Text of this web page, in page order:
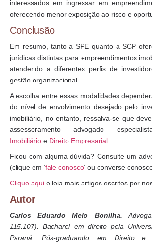
interessados em ingressar em
oferecendo menor exposição ao risco e
Conclusão
Em resumo, tanto a SPE quanto a SCP
jurídicas distintas para empreendimentos
atendendo a diferentes perfis de
gestão organizacional.
A escolha entre essas modalidades
do nível de envolvimento desejado pelo
imobiliário, no entanto, ressalva-se que
assessoramento advogado
Imobiliário e Direito Empresarial
Ficou com alguma dúvida? Consulte um
(clique em ‘fale conosco‘ ou converse
Clique aqui e leia mais artigos escritos por
Autor
Carlos Eduardo Melo Bonilha.
115.107). Bacharel em direito pela
Paraná. Pós-graduando em Direito e